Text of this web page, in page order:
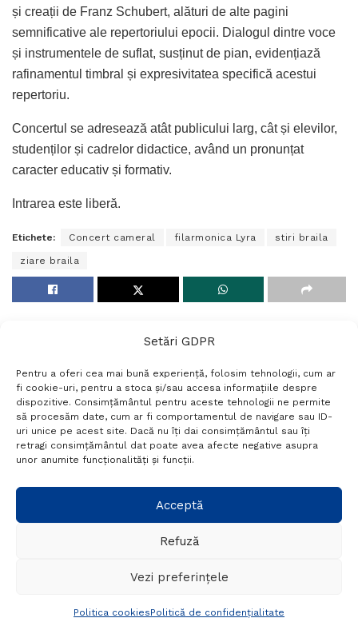
Setări GDPR
Pentru a oferi cea mai bună experiență, folosim tehnologii, cum ar
fi cookie-uri, pentru a stoca și/sau accesa informațiile despre
dispozitive. Consimțământul pentru aceste tehnologii ne permite
să procesăm date, cum ar fi comportamentul de navigare sau ID-
uri unice pe acest site. Dacă nu îți dai consimțământul sau îți
retragi consimțământul dat poate avea afecte negative asupra
unor anumite funcționalități și funcții.
Acceptă
Refuză
Vezi preferințele
Politica cookiesPolitică de confidențialitate
și creații de Franz Schubert, alături de alte pagini
semnificative ale repertoriului epocii. Dialogul dintre voce
și instrumentele de suflat, susținut de pian, evidențiază
rafinamentul timbral și expresivitatea specifică acestui
repertoriu.
Concertul se adresează atât publicului larg, cât și elevilor,
studenților și cadrelor didactice, având un pronunțat
caracter educativ și formativ.
Intrarea este liberă.
Etichete: Concert cameral filarmonica Lyra stiri braila
ziare braila
Termeni si conditii
Politică de confidențialitate
Politica cookies
Setări GDPR
+40 788 760 194